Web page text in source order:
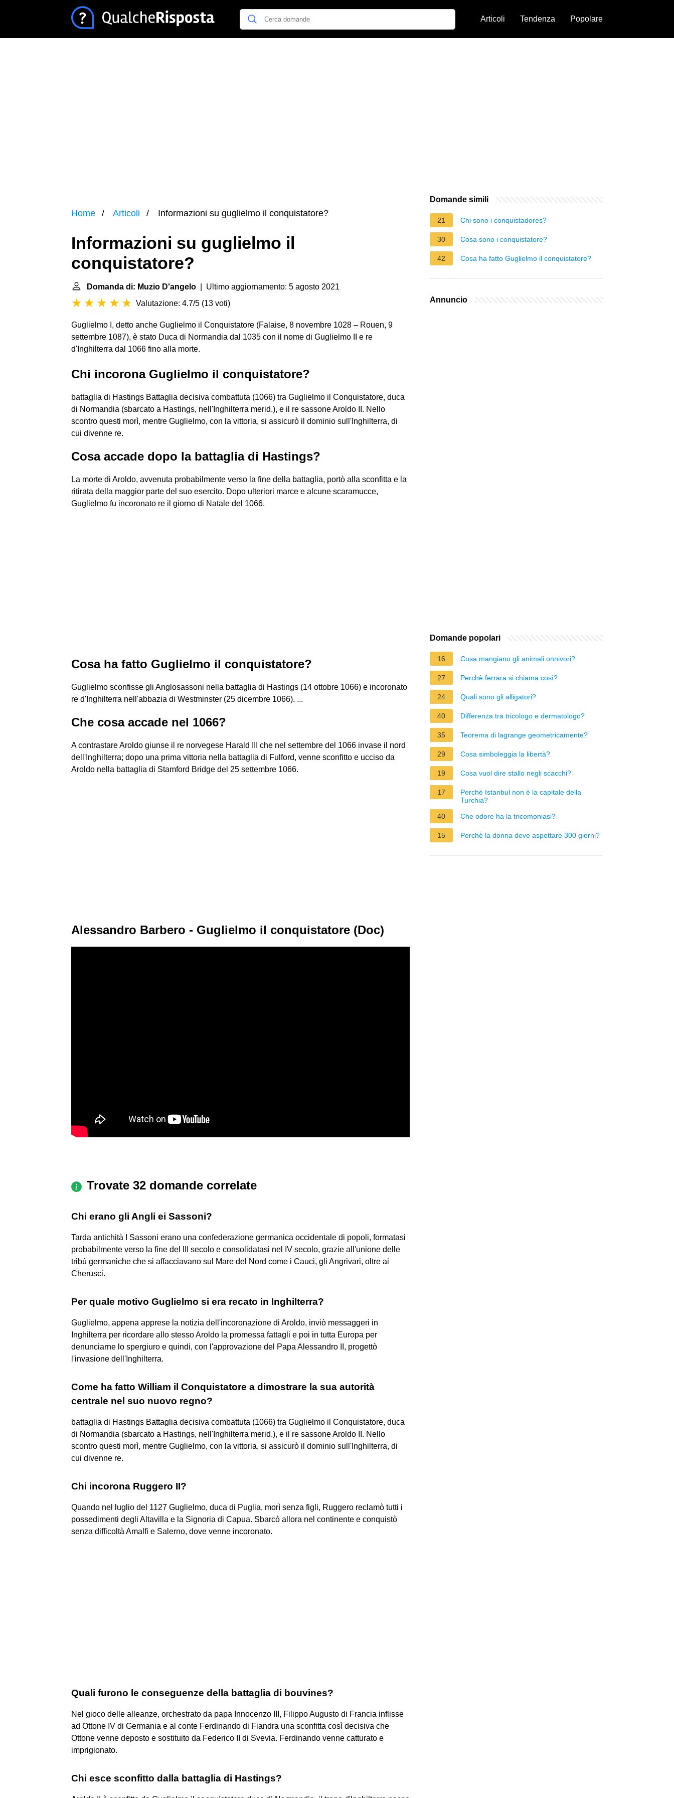
Articoli Tendenza Popolare
Home Articoli Informazioni su guglielmo il conquistatore?
Informazioni su guglielmo il
conquistatore?
Domanda di: Muzio D'angelo | Ultimo aggiornamento: 5 agosto 2021
Valutazione: 4.7/5 (13 voti)
Guglielmo I, detto anche Guglielmo il Conquistatore (Falaise, 8 novembre 1028 – Rouen, 9
settembre 1087), è stato Duca di Normandia dal 1035 con il nome di Guglielmo II e re
d'Inghilterra dal 1066 fino alla morte.
Chi incorona Guglielmo il conquistatore?
battaglia di Hastings Battaglia decisiva combattuta (1066) tra Guglielmo il Conquistatore, duca
di Normandia (sbarcato a Hastings, nell'Inghilterra merid.), e il re sassone Aroldo II. Nello
scontro questi morì, mentre Guglielmo, con la vittoria, si assicurò il dominio sull'Inghilterra, di
cui divenne re.
Cosa accade dopo la battaglia di Hastings?
La morte di Aroldo, avvenuta probabilmente verso la fine della battaglia, portò alla sconfitta e la
ritirata della maggior parte del suo esercito. Dopo ulteriori marce e alcune scaramucce,
Guglielmo fu incoronato re il giorno di Natale del 1066.
Cosa ha fatto Guglielmo il conquistatore?
Guglielmo sconfisse gli Anglosassoni nella battaglia di Hastings (14 ottobre 1066) e incoronato
re d'Inghilterra nell'abbazia di Westminster (25 dicembre 1066). ...
Che cosa accade nel 1066?
A contrastare Aroldo giunse il re norvegese Harald III che nel settembre del 1066 invase il nord
dell'Inghilterra; dopo una prima vittoria nella battaglia di Fulford, venne sconfitto e ucciso da
Aroldo nella battaglia di Stamford Bridge del 25 settembre 1066.
Alessandro Barbero - Guglielmo il conquistatore (Doc)
Trovate 32 domande correlate
Chi erano gli Angli ei Sassoni?
Tarda antichità I Sassoni erano una confederazione germanica occidentale di popoli, formatasi
probabilmente verso la fine del III secolo e consolidatasi nel IV secolo, grazie all'unione delle
tribù germaniche che si affacciavano sul Mare del Nord come i Cauci, gli Angrivari, oltre ai
Cherusci.
Per quale motivo Guglielmo si era recato in Inghilterra?
Guglielmo, appena apprese la notizia dell'incoronazione di Aroldo, inviò messaggeri in
Inghilterra per ricordare allo stesso Aroldo la promessa fattagli e poi in tutta Europa per
denunciarne lo spergiuro e quindi, con l'approvazione del Papa Alessandro II, progettò
l'invasione dell'Inghilterra.
Come ha fatto William il Conquistatore a dimostrare la sua autorità
centrale nel suo nuovo regno?
battaglia di Hastings Battaglia decisiva combattuta (1066) tra Guglielmo il Conquistatore, duca
di Normandia (sbarcato a Hastings, nell'Inghilterra merid.), e il re sassone Aroldo II. Nello
scontro questi morì, mentre Guglielmo, con la vittoria, si assicurò il dominio sull'Inghilterra, di
cui divenne re.
Chi incorona Ruggero II?
Quando nel luglio del 1127 Guglielmo, duca di Puglia, morì senza figli, Ruggero reclamò tutti i
possedimenti degli Altavilla e la Signoria di Capua. Sbarcò allora nel continente e conquistò
senza difficoltà Amalfi e Salerno, dove venne incoronato.
Quali furono le conseguenze della battaglia di bouvines?
Nel gioco delle alleanze, orchestrato da papa Innocenzo III, Filippo Augusto di Francia inflisse
ad Ottone IV di Germania e al conte Ferdinando di Fiandra una sconfitta così decisiva che
Ottone venne deposto e sostituito da Federico II di Svevia. Ferdinando venne catturato e
imprigionato.
Chi esce sconfitto dalla battaglia di Hastings?
Domande simili
21 Chi sono i conquistadores?
30 Cosa sono i conquistatore?
42 Cosa ha fatto Guglielmo il conquistatore?
Annuncio
Domande popolari
16 Cosa mangiano gli animali onnivori?
27 Perchè ferrara si chiama così?
24 Quali sono gli alligatori?
40 Differenza tra tricologo e dermatologo?
35 Teorema di lagrange geometricamente?
29 Cosa simboleggia la libertà?
19 Cosa vuol dire stallo negli scacchi?
17
Perché Istanbul non è la capitale della
Turchia?
40
Che odore ha la tricomoniasi?
15 Perché la donna deve aspettare 300 giorni?